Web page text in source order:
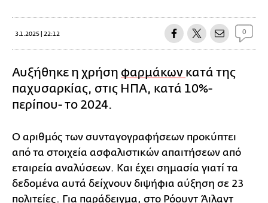
3.1.2025 | 22:12 0
Αυξήθηκε η χρήση φαρμάκων κατά της
παχυσαρκίας, στις ΗΠΑ, κατά 10%-
περίπου- το 2024.
Ο αριθμός των συνταγογραφήσεων προκύπτει
από τα στοιχεία ασφαλιστικών απαιτήσεων από
εταιρεία αναλύσεων. Και έχει σημασία γιατί τα
δεδομένα αυτά δείχνουν διψήφια αύξηση σε 23
πολιτείες. Για παράδειγμα, στο Ρόουντ Άιλαντ